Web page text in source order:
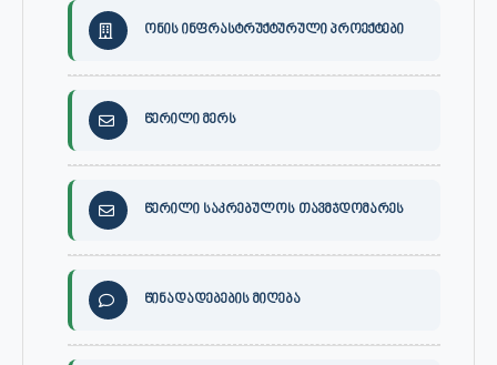
ონის ინფრასტრუქტურული პროექტები
წერილი მერს
წერილი საკრებულოს თავმჯდომარეს
წინადადებების მიღება